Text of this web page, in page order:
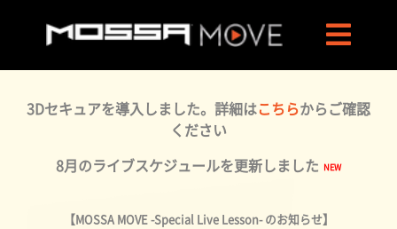
3Dセキュアを導入しました。詳細はこちらからご確認
ください
8月のライブスケジュールを更新しました
【MOSSA MOVE -Special Live Lesson- のお知らせ】